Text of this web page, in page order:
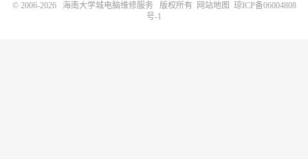
© 2006-2026 海南大学城电脑维修服务 版权所有 网站地图 琼ICP备06004808
号-1